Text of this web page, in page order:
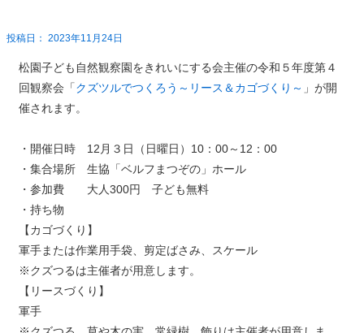
2023年11月24日
松園子ども自然観察園をきれいにする会主催の令和５年度第４
回観察会「クズツルでつくろう～リース＆カゴづくり～ 」が開
催されます。
・開催日時 12月３日（日曜日）10：00～12：00
・集合場所 生協「ベルフまつぞの」ホール
・参加費 大人300円 子ども無料
・持ち物
【カゴづくり】
軍手または作業用手袋、剪定ばさみ、スケール
※クズつるは主催者が用意します。
【リースづくり】
軍手